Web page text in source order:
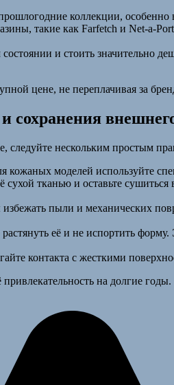
коллекции,
такие как Farfetch и Net-a-
и стоить значительно
цене, не переплачивая за
сохранения
нескольким простым
моделей используйте
тканью и оставьте
пыли и механических
её и не испортить
контакта с жесткими
на долгие годы.